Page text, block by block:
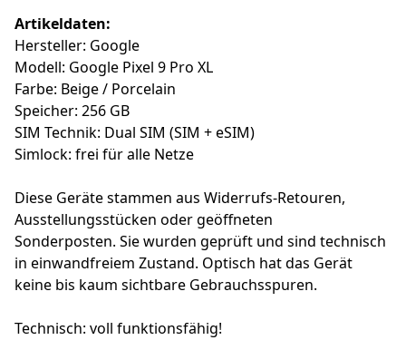
Artikeldaten:
Hersteller: Google
Modell: Google Pixel 9 Pro XL
Farbe: Beige / Porcelain
Speicher: 256 GB
SIM Technik: Dual SIM (SIM + eSIM)
Simlock: frei für alle Netze
Diese Geräte stammen aus Widerrufs-Retouren,
Ausstellungsstücken oder geöffneten
Sonderposten. Sie wurden geprüft und sind technisch
in einwandfreiem Zustand. Optisch hat das Gerät
keine bis kaum sichtbare Gebrauchsspuren.
Technisch: voll funktionsfähig!